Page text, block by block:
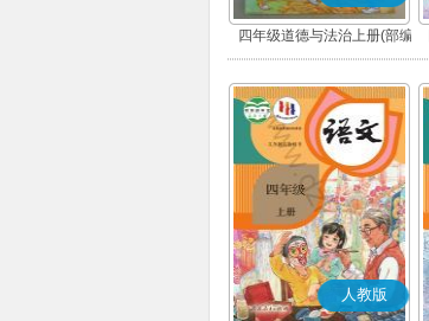
四年级道德与法治上册(部编
版)
人教版